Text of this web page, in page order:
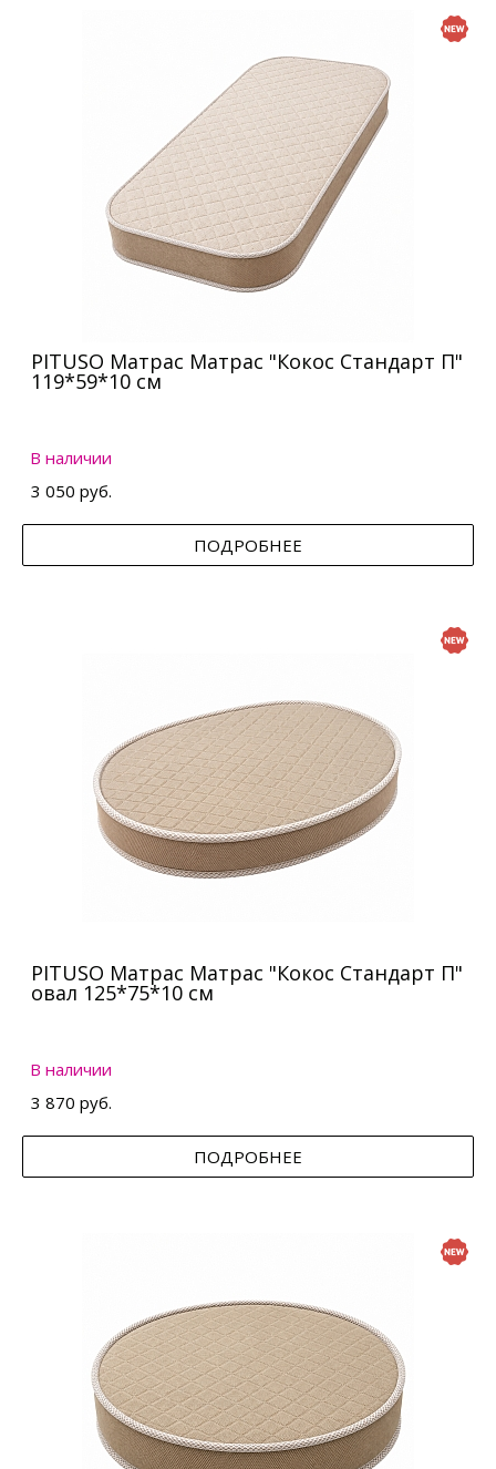
PITUSO Матрас Матрас "Кокос Стандарт П"
119*59*10 см
В наличии
3 050 руб.
ПОДРОБНЕЕ
PITUSO Матрас Матрас "Кокос Стандарт П"
овал 125*75*10 см
В наличии
3 870 руб.
ПОДРОБНЕЕ